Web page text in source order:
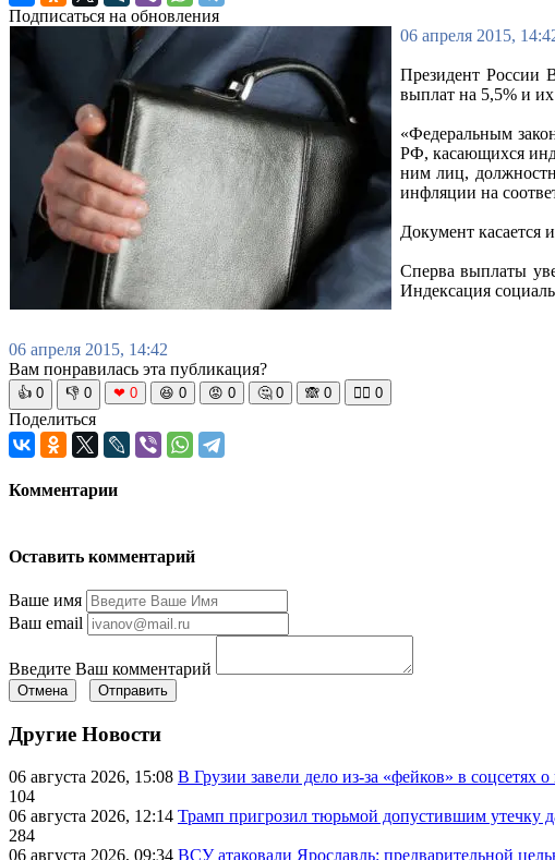
Подписаться на обновления
06 апреля 2015,
Президент России
выплат на 5,5% и
«Федеральным
РФ, касающихся
ним лиц,
инфляции на
Документ касается
Сперва выплаты
Индексация
06 апреля 2015, 14:42
Вам понравилась эта публикация?
👍 0 👎 0 ❤ 0 😆 0 😡 0 🤔 0 🙈 0 🧘‍♀️ 0
Поделиться
Комментарии
Оставить комментарий
Ваше имя
Ваш email
Введите Ваш комментарий
Отмена Отправить
Другие Новости
06 августа 2026, 15:08 В Грузии завели дело из-за «фейков» в соцсетях
104
06 августа 2026, 12:14 Трамп пригрозил тюрьмой допустившим утечку
284
06 августа 2026, 09:34 ВСУ атаковали Ярославль: предварительной